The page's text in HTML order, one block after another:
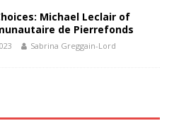
Michael Leclair of
de Pierrefonds
Sabrina Greggain-Lord